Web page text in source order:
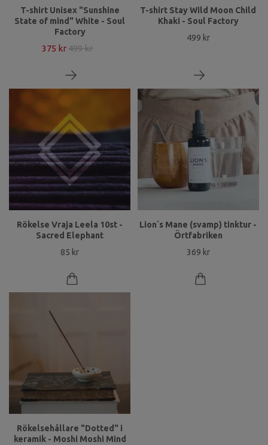
T-shirt Unisex "Sunshine
State of mind" White - Soul
Factory
375 kr 499 kr
T-shirt Stay Wild Moon Child
Khaki - Soul Factory
499 kr
Rökelse Vraja Leela 10st -
Sacred Elephant
85 kr
Lion´s Mane (svamp) tinktur -
Örtfabriken
369 kr
Rökelsehållare "Dotted" i
keramik - Moshi Moshi Mind